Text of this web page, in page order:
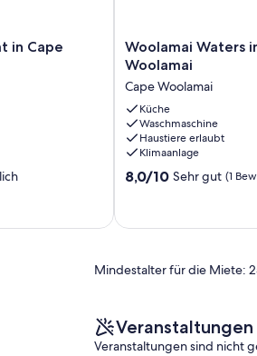
and a
marks on
in Cape
Woolamai
Waters
Cape
Woolamai
Cape
Woolamai
Woolamai Waters
Woolamai
Cape Woolamai
Küche
Waschmaschine
Haustiere erlaubt
Klimaanlage
8.0
Sehr
Bewertung)
8,0/10 Sehr gut (1
Mindestalter für die Miete:
Veranstaltungen
Veranstaltungen sind nicht